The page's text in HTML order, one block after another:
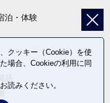
泊・体験
クッキー（Cookie）を使
場合、Cookieの利用に同
読みください。